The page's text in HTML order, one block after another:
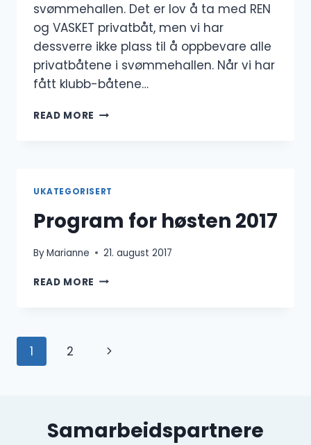
svømmehallen. Det er lov å ta med REN
og VASKET privatbåt, men vi har
dessverre ikke plass til å oppbevare alle
privatbåtene i svømmehallen. Når vi har
fått klubb-båtene…
READ MORE BASSENGTRENINGER
UKATEGORISERT
Program for høsten 2017
ByMarianne 21. august 2017
READ MORE PROGRAM
Page
1 2
Next
Samarbeidspartnere